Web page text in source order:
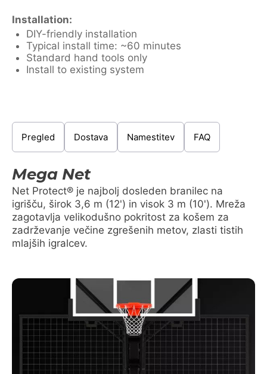
Installation:
DIY-friendly installation
Typical install time: ~60 minutes
Standard hand tools only
Install to existing system
Pregled Dostava Namestitev FAQ
Mega Net
Net Protect® je najbolj dosleden branilec na
igrišču, širok 3,6 m (12') in visok 3 m (10'). Mreža
zagotavlja velikodušno pokritost za košem za
zadrževanje večine zgrešenih metov, zlasti tistih
mlajših igralcev.